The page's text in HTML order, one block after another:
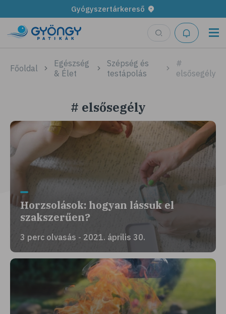
Gyógyszertárkereső
Főoldal
Egészség
& Élet
Szépség és
testápolás
#
elsősegély
# elsősegély
Horzsolások: hogyan lássuk el
szakszerűen?
3 perc olvasás - 2021. április 30.